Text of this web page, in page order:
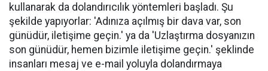
kullanarak da dolandırıcılık yöntemleri başladı. Şu
şekilde yapıyorlar: 'Adınıza açılmış bir dava var, son
günüdür, iletişime geçin.' ya da 'Uzlaştırma dosyanızın
son günüdür, hemen bizimle iletişime geçin.' şeklinde
insanları mesaj ve e-mail yoluyla dolandırmaya